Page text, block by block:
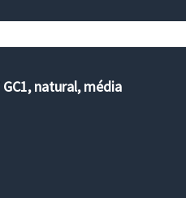
natural, média